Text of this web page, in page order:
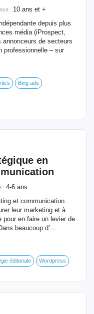
: 10 ans et +
depuis plus
média (iProspect,
annonceurs de secteurs
professionnelle – sur
Bing ads
en
: 4-6 ans
et communication.
leur marketing et à
pour en faire un levier de
beaucoup d’...
éditoriale Wordpress